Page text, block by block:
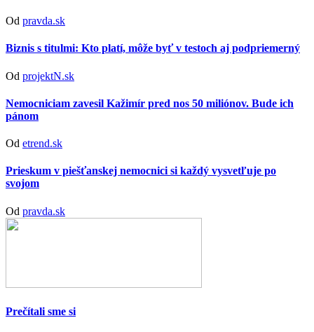
Od pravda.sk
Biznis s titulmi: Kto platí, môže byť v testoch aj podpriemerný
Od projektN.sk
Nemocniciam zavesil Kažimír pred nos 50 miliónov. Bude ich
pánom
Od etrend.sk
Prieskum v piešťanskej nemocnici si každý vysvetľuje po
svojom
Od pravda.sk
Prečítali sme si